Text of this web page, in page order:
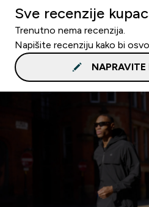
Sve recenzije
Trenutno nema recenzija.
Napišite recenziju kako bi
NAPRAVITE